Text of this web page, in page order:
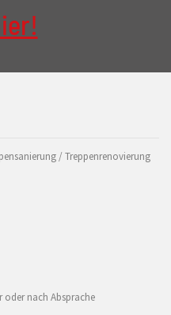
/ Treppenrenovierung
oder nach Absprache